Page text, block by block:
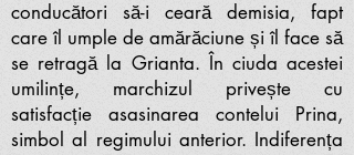
conducători să-i ceară demisia, fapt
care îl umple de amărăciune și îl face să
se retragă la Grianta. În ciuda acestei
umilințe, marchizul privește cu
satisfacție asasinarea contelui Prina,
simbol al regimului anterior. Indiferența